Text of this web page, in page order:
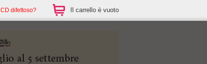
Il carrello è vuoto
CD difettoso?